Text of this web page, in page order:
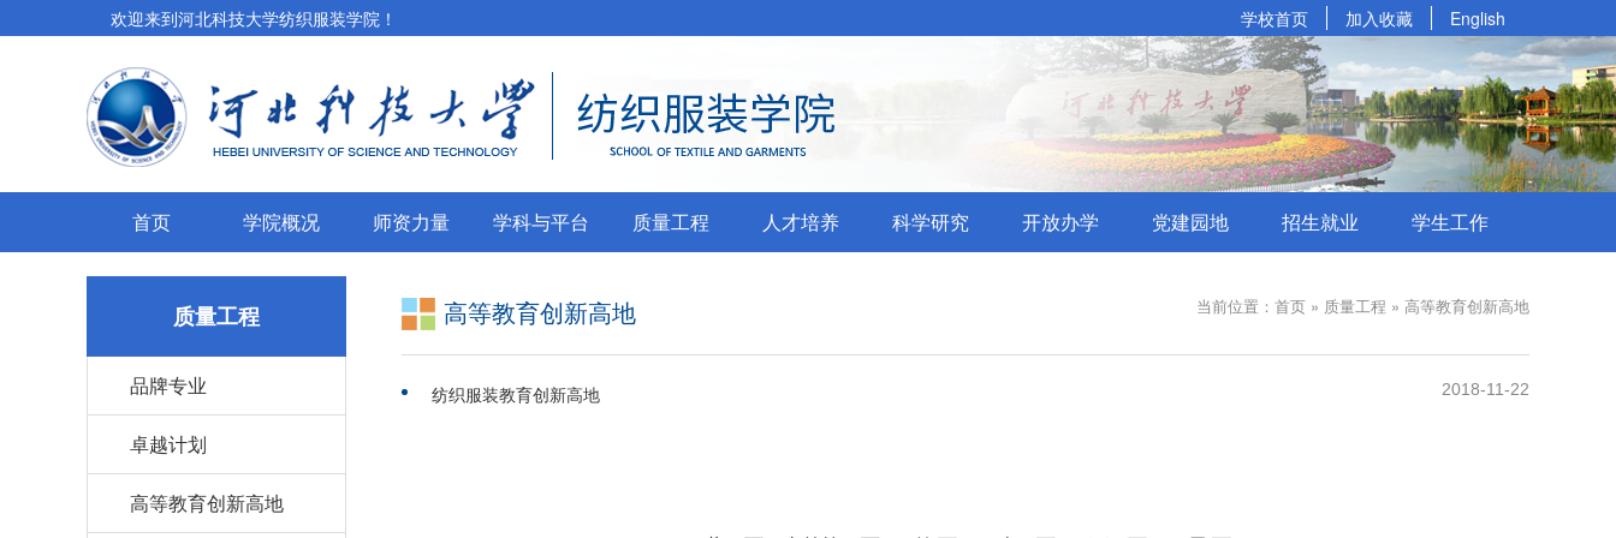
欢迎来到河北科技大学纺织服装学院！ 学校首页 加入收藏 English
首页 学院概况 师资力量 学科与平台 质量工程 人才培养 科学研究 开放办学 党建园地 招生就业 学生工作
质量工程
品牌专业
卓越计划
高等教育创新高地
当前位置：首页 » 质量工程 » 高等教育创新高地
高等教育创新高地
2018-11-22
纺织服装教育创新高地